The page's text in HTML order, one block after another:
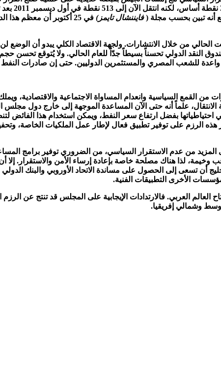
العام
أنه تبين بحسب مجلة (فايننشال تايمز)
في 25 أكتوبر أن معظم
المصري والمستثمرين الدوليين. حتى إن صادرات النفط لا يُتوقع
القمع السياسية وانعدام المساواة الاجتماعية والاقتصادية،
الانتقال، علماً أنه حتى الآن المساعدة الموجهة إلى خارج دول
بفضل ارتفاع سعر النفط، ويمكن استخدام هذا الفائض
الرزم على توفير تطبيق فعال لإطار عمل الملكيات الخاصة،
من عدم الاستقرار السياسي، من الضروري توفير برامج
لذا هناك مصلحة خاصة بإعادة إرساء الأمن والاستقرار. إلا
أن تسعى إلى الحصول على مساندة الاتحاد الأوروبي والبنك
الأخرى التطبيقات الفنية.
العربي. فالارتدادات الإيجابية على المجلس قد تنتج عن الرزم
وشمالي إفريقيا.